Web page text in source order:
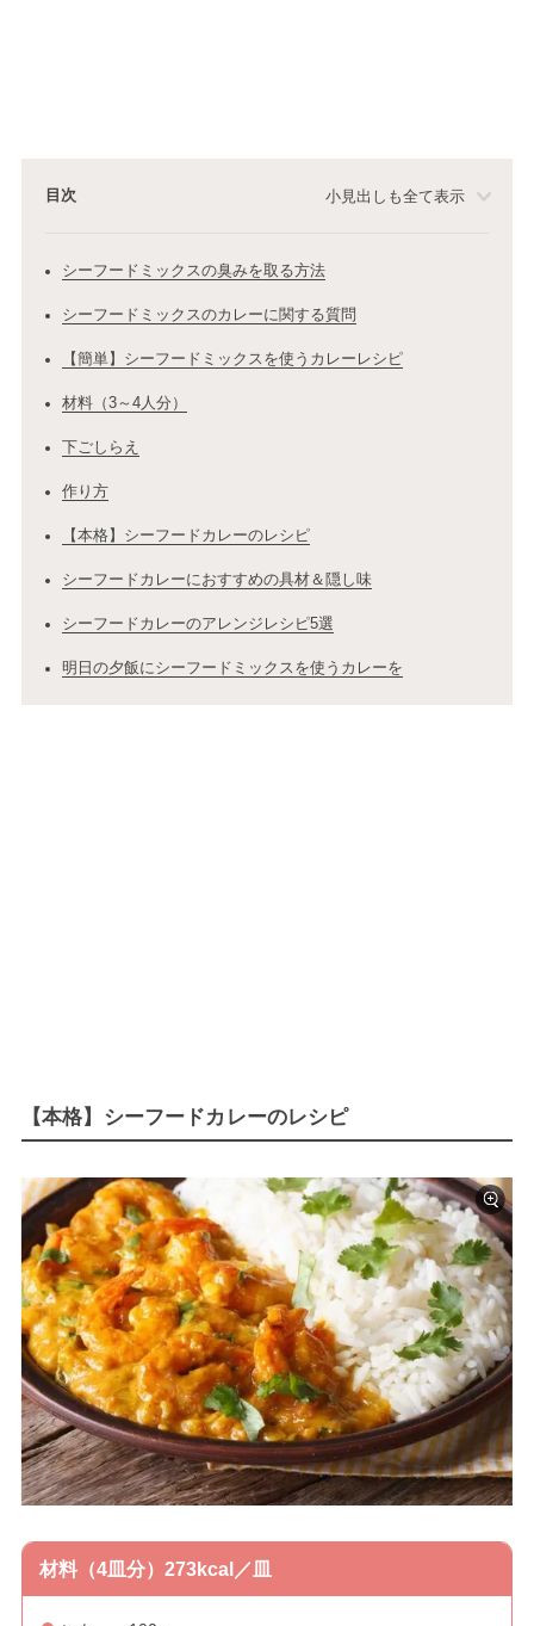
目次 小見出しも全て表示
シーフードミックスの臭みを取る方法
シーフードミックスのカレーに関する質問
【簡単】シーフードミックスを使うカレーレシピ
材料（3～4人分）
下ごしらえ
作り方
【本格】シーフードカレーのレシピ
シーフードカレーにおすすめの具材＆隠し味
シーフードカレーのアレンジレシピ5選
明日の夕飯にシーフードミックスを使うカレーを
【本格】シーフードカレーのレシピ
材料（4皿分）273kcal／皿